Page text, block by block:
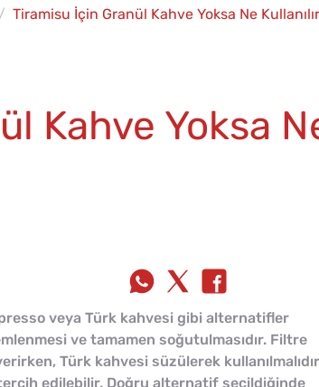
Tiramisu İçin Granül Kahve Yoksa Ne
Kahve Yoksa
veya Türk kahvesi gibi alternatifler
ve tamamen soğutulmasıdır. Filtre
Türk kahvesi süzülerek
edilebilir. Doğru alternatif seçildiğinde